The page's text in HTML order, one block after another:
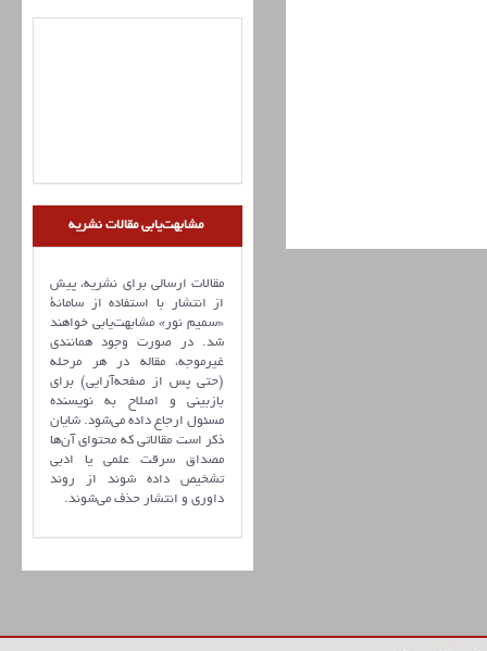
مشابهت‌یابی مقالات نشریه
مقالات ارسالی برای نشریه، پیش
از انتشار با استفاده از سامانۀ
«سمیم نور» مشابهت‌یابی خواهند
شد. در صورت وجود همانندی
غیرموجه، مقاله در هر مرحله
(حتی پس از صفحه‌آرایی) برای
بازبینی و اصلاح به نویسنده
مسئول ارجاع داده می‌شود. شایان
ذکر است مقالاتی که محتوای آن‌ها
مصداق سرقت علمی یا ادبی
تشخیص داده شوند از روند
داوری و انتشار حذف می‌شوند.